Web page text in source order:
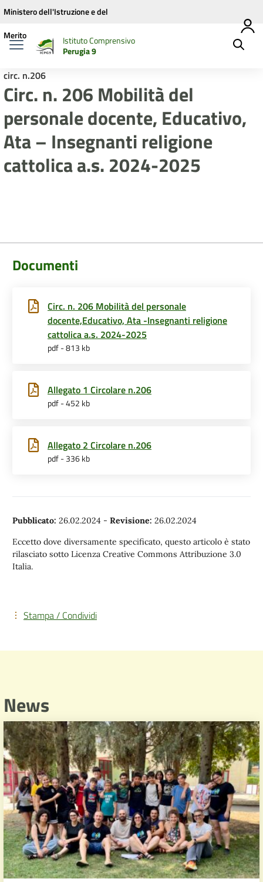
Vai ai contenuti
Vai al menu di navigazione
Vai al footer
Ministero dell'Istruzione e del
Merito
Istituto Comprensivo
Perugia 9
circ. n.206
Circ. n. 206 Mobilità del
personale docente, Educativo,
Ata – Insegnanti religione
cattolica a.s. 2024-2025
Documenti
Circ. n. 206 Mobilità del personale
docente,Educativo, Ata -Insegnanti religione
cattolica a.s. 2024-2025
pdf - 813 kb
Allegato 1 Circolare n.206
pdf - 452 kb
Allegato 2 Circolare n.206
pdf - 336 kb
Pubblicato: 26.02.2024 - Revisione: 26.02.2024
Eccetto dove diversamente specificato, questo articolo è stato
rilasciato sotto Licenza Creative Commons Attribuzione 3.0
Italia.
Stampa / Condividi
News